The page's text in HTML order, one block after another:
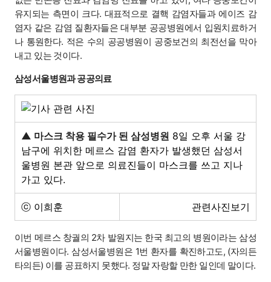
유지되는 측면이 크다. 대표적으로 결핵 감염자들과 에이즈 감
염자 같은 감염 질환자들은 대부분 공공병원에서 입원치료하거
나 통원한다. 적은 수의 공공병원이 공중보건의 최전선을 막아
내고 있는 것이다.
삼성서울병원과 공공의료
▲ 마스크 착용 필수가 된 삼성병원 8일 오후 서울 강
남구에 위치한 메르스 감염 환자가 발생했던 삼성서
울병원 본관 앞으로 의료진들이 마스크를 쓰고 지나
가고 있다.
ⓒ 이희훈 관련사진보기
이번 메르스 창궐의 2차 발원지는 한국 최고의 병원이라는 삼성
서울병원이다. 삼성서울병원은 1번 환자를 확진하고도, (자의든
타의든) 이를 공표하지 못했다. 정말 자랑할 만한 일인데 말이다.